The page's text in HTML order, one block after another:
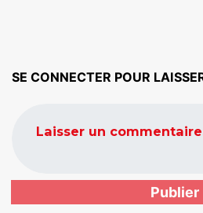
SE CONNECTER POUR
Laisser un